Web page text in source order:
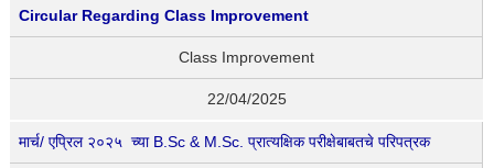
Circular Regarding Class Improvement
Class Improvement
22/04/2025
मार्च/ एप्रिल २०२५ च्या B.Sc & M.Sc. प्रात्यक्षिक परीक्षेबाबतचे परिपत्रक